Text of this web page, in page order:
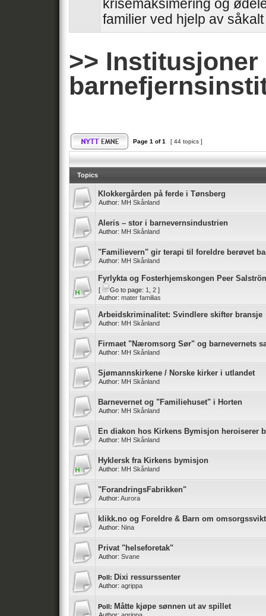
krisemaksimering og
familier ved hjelp av
>>
Page 1 of1 [ 44 topics ]
Topics
Klokkergården på ferde i Tønsberg
Author: MH Skånland
Aleris – stor i barnevernsindustrien
Author: MH Skånland
"Familievern" gir terapi til foreldre berøvet
Author: MH Skånland
Fyrlykta og Fosterhjemskongen Peer
[ Go to page: 1 2 ]
Author: mater familias
Arbeidskriminalitet: Svindlere skifter bransje
Author: MH Skånland
Firmaet "Næromsorg Sør" og barnevernets
Author: MH Skånland
Sjømannskirkene / Norske kirker i utlandet
Author: MH Skånland
Barnevernet og "Familiehuset" i Horten
Author: MH Skånland
En diakon hos Kirkens Bymisjon heroiserer
Author: MH Skånland
Hyklersk fra Kirkens bymisjon
Author: MH Skånland
"ForandringsFabrikken"
Author: Aurora
klikk.no og Foreldre & Barn om omsorgssvikt
Author: Nina
Privat "helseforetak"
Author: Svane
Poll: Dixi ressurssenter
Author: agrippa
Poll: Måtte kjøpe sønnen ut av spillet